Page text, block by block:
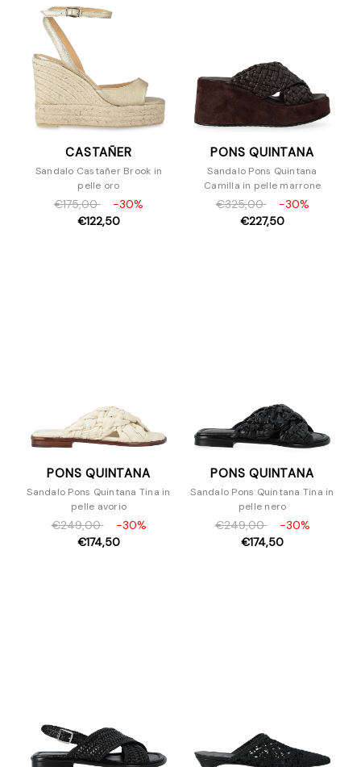
CASTAÑER
Sandalo Castañer Brook in
pelle oro
€175,00
-30%
€122,50
PONS QUINTANA
Sandalo Pons Quintana
Camilla in pelle marrone
€325,00
-30%
€227,50
PONS QUINTANA
Sandalo Pons Quintana Tina in
pelle avorio
€249,00
-30%
€174,50
PONS QUINTANA
Sandalo Pons Quintana Tina in
pelle nero
€249,00
-30%
€174,50